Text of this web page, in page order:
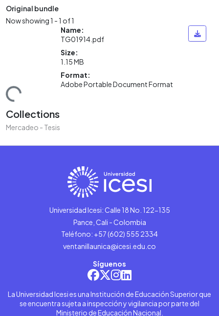
Original bundle
Now showing1 - 1 of 1
Name:
TG01914.pdf
Size:
1.15 MB
Format:
Adobe Portable Document Format
Collections
Mercadeo - Tesis
Universidad Icesi: Calle 18 No. 122-135
Pance, Cali - Colombia
Teléfono: +57 (602) 555 2334
ventanillaunica@icesi.edu.co
Síguenos
La Universidad Icesi es una Institución de Educación Superior que
se encuentra sujeta a inspección y vigilancia por parte del
Ministerio de Educación Nacional.